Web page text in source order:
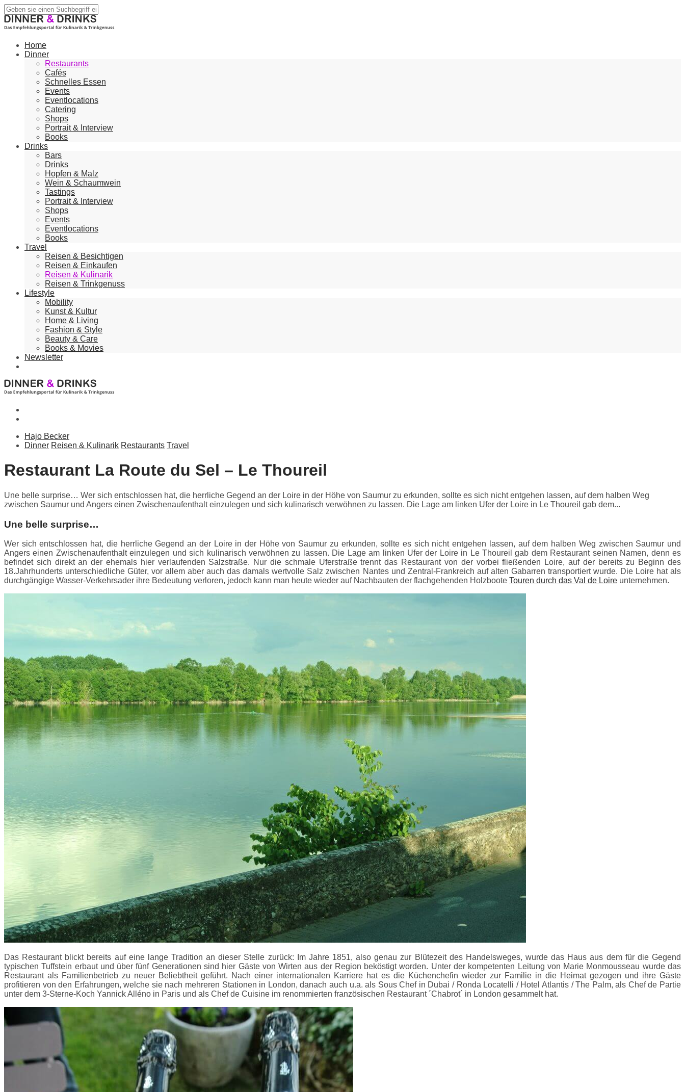
Home
Dinner
Restaurants
Cafés
Schnelles Essen
Events
Eventlocations
Catering
Shops
Portrait & Interview
Books
Drinks
Bars
Drinks
Hopfen & Malz
Wein & Schaumwein
Tastings
Portrait & Interview
Shops
Events
Eventlocations
Books
Travel
Reisen & Besichtigen
Reisen & Einkaufen
Reisen & Kulinarik
Reisen & Trinkgenuss
Lifestyle
Mobility
Kunst & Kultur
Home & Living
Fashion & Style
Beauty & Care
Books & Movies
Newsletter
Hajo Becker
Dinner Reisen & Kulinarik Restaurants Travel
Restaurant La Route du Sel – Le Thoureil
Une belle surprise… Wer sich entschlossen hat, die herrliche Gegend an der Loire in der Höhe von Saumur zu erkunden, sollte es sich nicht entgehen lassen, auf dem halben Weg
zwischen Saumur und Angers einen Zwischenaufenthalt einzulegen und sich kulinarisch verwöhnen zu lassen. Die Lage am linken Ufer der Loire in Le Thoureil gab dem...
Une belle surprise…
Wer sich entschlossen hat, die herrliche Gegend an der Loire in der Höhe von Saumur zu erkunden, sollte es sich nicht entgehen lassen, auf dem halben Weg zwischen Saumur und
Angers einen Zwischenaufenthalt einzulegen und sich kulinarisch verwöhnen zu lassen. Die Lage am linken Ufer der Loire in Le Thoureil gab dem Restaurant seinen Namen, denn es
befindet sich direkt an der ehemals hier verlaufenden Salzstraße. Nur die schmale Uferstraße trennt das Restaurant von der vorbei fließenden Loire, auf der bereits zu Beginn des
18.Jahrhunderts unterschiedliche Güter, vor allem aber auch das damals wertvolle Salz zwischen Nantes und Zentral-Frankreich auf alten Gabarren transportiert wurde. Die Loire hat als
durchgängige Wasser-Verkehrsader ihre Bedeutung verloren, jedoch kann man heute wieder auf Nachbauten der flachgehenden Holzboote Touren durch das Val de Loire unternehmen.
Das Restaurant blickt bereits auf eine lange Tradition an dieser Stelle zurück: Im Jahre 1851, also genau zur Blütezeit des Handelsweges, wurde das Haus aus dem für die Gegend
typischen Tuffstein erbaut und über fünf Generationen sind hier Gäste von Wirten aus der Region beköstigt worden. Unter der kompetenten Leitung von Marie Monmousseau wurde das
Restaurant als Familienbetrieb zu neuer Beliebtheit geführt. Nach einer internationalen Karriere hat es die Küchenchefin wieder zur Familie in die Heimat gezogen und ihre Gäste
profitieren von den Erfahrungen, welche sie nach mehreren Stationen in London, danach auch u.a. als Sous Chef in Dubai / Ronda Locatelli / Hotel Atlantis / The Palm, als Chef de Partie
unter dem 3-Sterne-Koch Yannick Alléno in Paris und als Chef de Cuisine im renommierten französischen Restaurant ´Chabrot´ in London gesammelt hat.